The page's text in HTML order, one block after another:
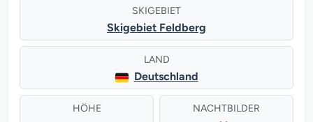
SKIGEBIET
Skigebiet Feldberg
LAND
Deutschland
HÖHE NACHTBILDER